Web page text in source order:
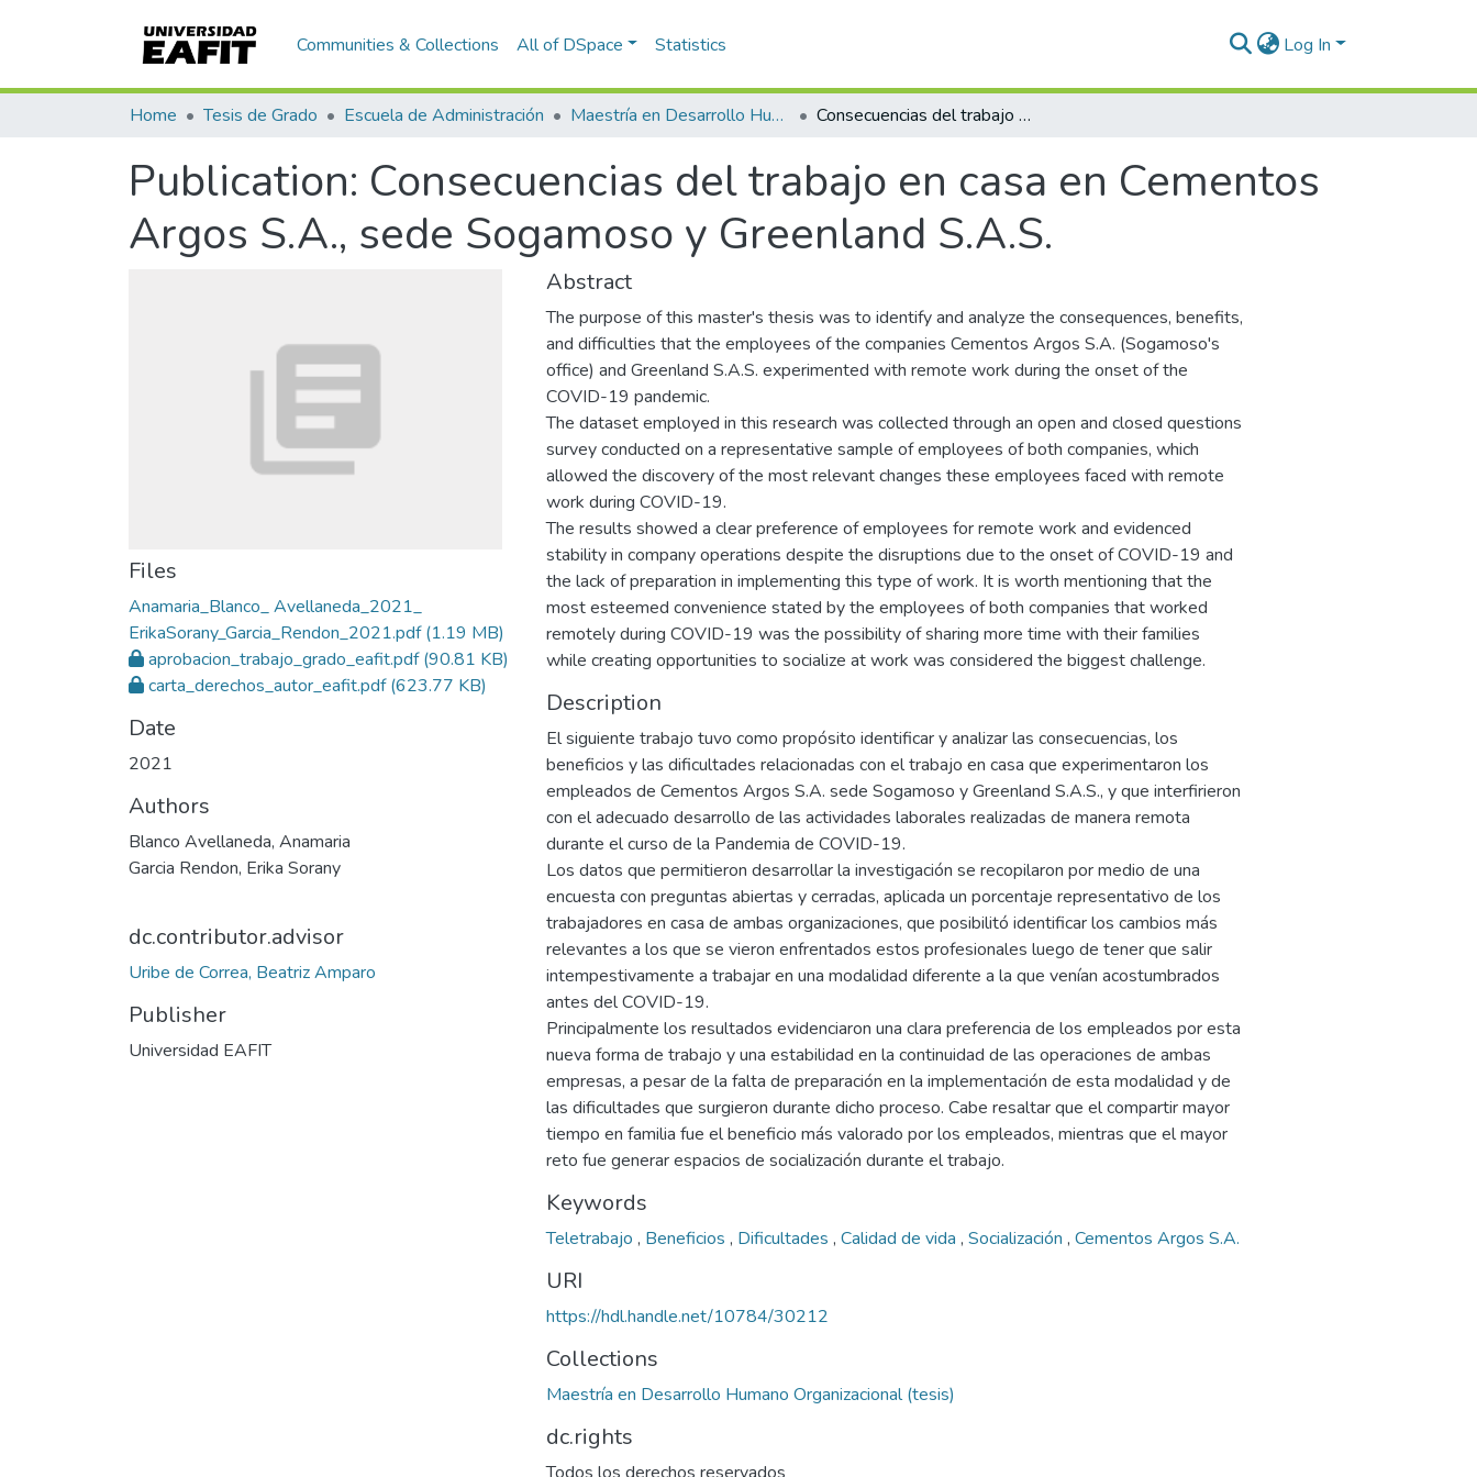
Communities & Collections All of DSpace Statistics Log In
Home Tesis de Grado Escuela de Administración Maestría en Desarrollo Humano Organizacional (tesis) Consecuencias del trabajo en casa en Cementos Argos S.A., sede Sogamoso y Greenland S.A.S.
Publication: Consecuencias del trabajo en casa en Cementos
Argos S.A., sede Sogamoso y Greenland S.A.S.
Files
Anamaria_Blanco_ Avellaneda_2021_
ErikaSorany_Garcia_Rendon_2021.pdf(1.19 MB)
aprobacion_trabajo_grado_eafit.pdf(90.81 KB)
carta_derechos_autor_eafit.pdf(623.77 KB)
Date
2021
Authors
Blanco Avellaneda, Anamaria
Garcia Rendon, Erika Sorany
dc.contributor.advisor
Uribe de Correa, Beatriz Amparo
Publisher
Universidad EAFIT
Abstract
The purpose of this master's thesis was to identify and analyze the consequences, benefits,
and difficulties that the employees of the companies Cementos Argos S.A. (Sogamoso's
office) and Greenland S.A.S. experimented with remote work during the onset of the
COVID-19 pandemic.
The dataset employed in this research was collected through an open and closed questions
survey conducted on a representative sample of employees of both companies, which
allowed the discovery of the most relevant changes these employees faced with remote
work during COVID-19.
The results showed a clear preference of employees for remote work and evidenced
stability in company operations despite the disruptions due to the onset of COVID-19 and
the lack of preparation in implementing this type of work. It is worth mentioning that the
most esteemed convenience stated by the employees of both companies that worked
remotely during COVID-19 was the possibility of sharing more time with their families
while creating opportunities to socialize at work was considered the biggest challenge.
Description
El siguiente trabajo tuvo como propósito identificar y analizar las consecuencias, los
beneficios y las dificultades relacionadas con el trabajo en casa que experimentaron los
empleados de Cementos Argos S.A. sede Sogamoso y Greenland S.A.S., y que interfirieron
con el adecuado desarrollo de las actividades laborales realizadas de manera remota
durante el curso de la Pandemia de COVID-19.
Los datos que permitieron desarrollar la investigación se recopilaron por medio de una
encuesta con preguntas abiertas y cerradas, aplicada un porcentaje representativo de los
trabajadores en casa de ambas organizaciones, que posibilitó identificar los cambios más
relevantes a los que se vieron enfrentados estos profesionales luego de tener que salir
intempestivamente a trabajar en una modalidad diferente a la que venían acostumbrados
antes del COVID-19.
Principalmente los resultados evidenciaron una clara preferencia de los empleados por esta
nueva forma de trabajo y una estabilidad en la continuidad de las operaciones de ambas
empresas, a pesar de la falta de preparación en la implementación de esta modalidad y de
las dificultades que surgieron durante dicho proceso. Cabe resaltar que el compartir mayor
tiempo en familia fue el beneficio más valorado por los empleados, mientras que el mayor
reto fue generar espacios de socialización durante el trabajo.
Keywords
Teletrabajo , Beneficios , Dificultades , Calidad de vida , Socialización , Cementos Argos S.A.
URI
https://hdl.handle.net/10784/30212
Collections
Maestría en Desarrollo Humano Organizacional (tesis)
dc.rights